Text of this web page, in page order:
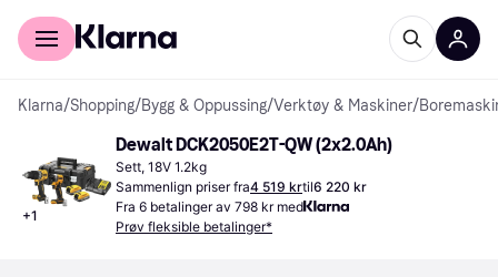
For kunder
Klarna/Shopping/Bygg & Oppussing/Verktøy & Maskiner/
+1
Dewalt DCK2050E2T-QW (2x2.0Ah)
Sett, 18V 1.2kg
Sammenlign priser fra4 519 krtil6 220 kr
Fra 6 betalinger av 798 kr med
Prøv fleksible betalinger*